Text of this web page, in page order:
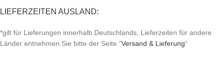
LIEFERZEITEN AUSLAND:
*gilt für Lieferungen innerhalb Deutschlands, Lieferzeiten für andere
Länder entnehmen Sie bitte der Seite “Versand & Lieferung“